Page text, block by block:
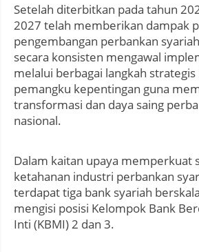
Setelah diterbitkan pada tahun
2027 telah memberikan dampak
pengembangan perbankan
secara konsisten mengawal
melalui berbagai langkah
pemangku kepentingan guna
transformasi dan daya saing
nasional.
Dalam kaitan upaya memperkuat
ketahanan industri perbankan
terdapat tiga bank syariah
mengisi posisi Kelompok Bank
Inti (KBMI) 2 dan 3.